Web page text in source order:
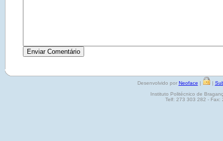
Desenvolvido por Neoface | |
Instituto Politécnico de
Telf: 273 303 282 - Fax: